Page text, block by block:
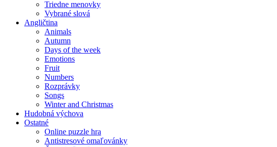
Triedne menovky
Vybrané slová
Angličtina
Animals
Autumn
Days of the week
Emotions
Fruit
Numbers
Rozprávky
Songs
Winter and Christmas
Hudobná výchova
Ostatné
Online puzzle hra
Antistresové omaľovánky